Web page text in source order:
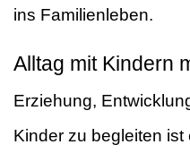
ins Familienleben.
Alltag mit Kindern
Erziehung,
Kinder zu begleiten